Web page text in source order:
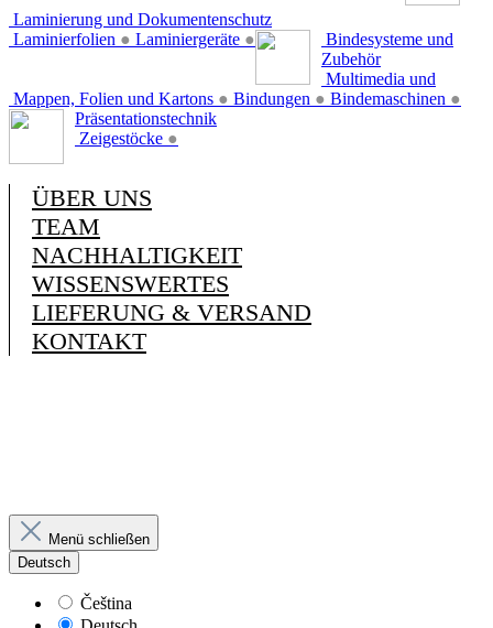
Laminierung und Dokumentenschutz
Laminierfolien ● Laminiergeräte ●
Bindesysteme und
Zubehör
Mappen, Folien und Kartons ● Bindungen ● Bindemaschinen ●
Multimedia und
Präsentationstechnik
Zeigestöcke ●
ÜBER UNS
TEAM
NACHHALTIGKEIT
WISSENSWERTES
LIEFERUNG & VERSAND
KONTAKT
Menü schließen
Deutsch
Čeština